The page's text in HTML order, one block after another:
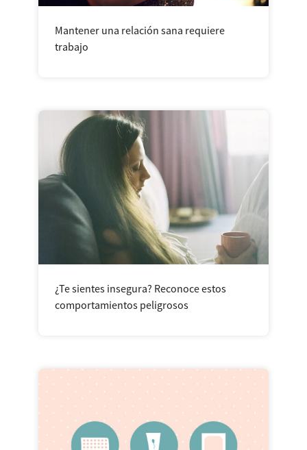
Mantener una relación sana requiere
trabajo
¿Te sientes insegura? Reconoce estos
comportamientos peligrosos